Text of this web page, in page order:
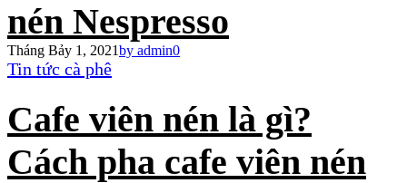
nén Nespresso
Tháng Bảy 1, 2021by admin0
Tin tức cà phê
Cafe viên nén là gì?
Cách pha cafe viên nén